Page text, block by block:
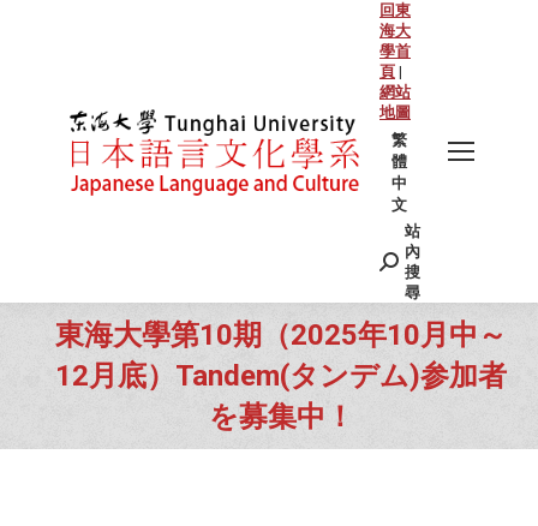
回東
海大
學首
頁 |
網站
地圖
繁
體
中
文
Search:
站
內
搜
尋
東海大學第10期（2025年10月中～
12月底）Tandem(タンデム)参加者
を募集中！
You are here: